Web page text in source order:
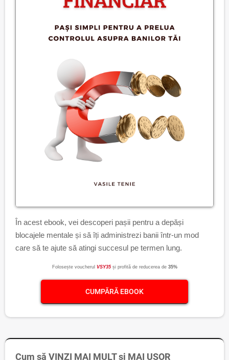
În acest ebook, vei descoperi pașii pentru a depăși
blocajele mentale și să îți administrezi banii într-un mod
care să te ajute să atingi succesul pe termen lung.
Folosește voucherul VSY35 și profită de reducerea de 35%
CUMPĂRĂ EBOOK
Cum să VINZI MAI MULT și MAI USOR